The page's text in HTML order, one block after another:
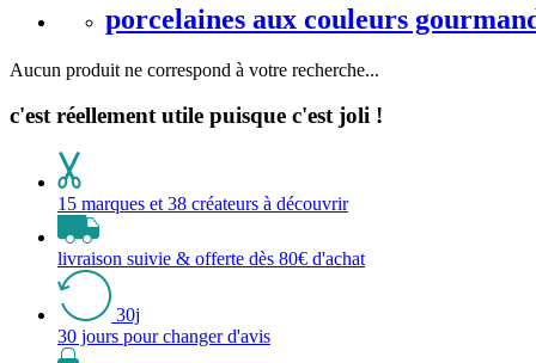
porcelaines aux couleurs
Aucun produit ne correspond à votre recherche...
c'est réellement utile puisque c'est joli !
15 marques et 38 créateurs à découvrir
livraison suivie & offerte dès 80€ d'achat
30j
30 jours pour changer d'avis